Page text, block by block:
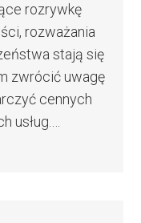
rozrywkę
rozważania
stają się
zwrócić uwagę
cennych
usług.…